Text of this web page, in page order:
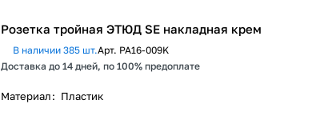
Розетка тройная ЭТЮД SE накладная крем
В наличии 385 шт.Арт. PA16-009K
Доставка до 14 дней, по 100% предоплате
Материал: Пластик